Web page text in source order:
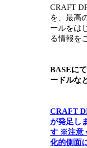
ン
CRAFT
を、最高
ールをは
る情報を
BASEに
ードルな
CRAFT
が発足し
す ※注意
化的側面